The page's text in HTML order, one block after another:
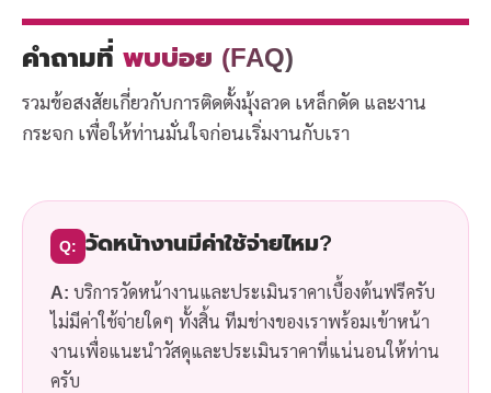
คำถามที่ พบบ่อย (FAQ)
รวมข้อสงสัยเกี่ยวกับการติดตั้งมุ้งลวด เหล็กดัด และงาน
กระจก เพื่อให้ท่านมั่นใจก่อนเริ่มงานกับเรา
Q: วัดหน้างานมีค่าใช้จ่ายไหม?
A: บริการวัดหน้างานและประเมินราคาเบื้องต้นฟรีครับ
ไม่มีค่าใช้จ่ายใดๆ ทั้งสิ้น ทีมช่างของเราพร้อมเข้าหน้า
งานเพื่อแนะนำวัสดุและประเมินราคาที่แน่นอนให้ท่าน
ครับ